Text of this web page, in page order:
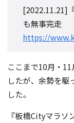
[2022.11.21]
も無事完走
https://
ここまで10月・
したが、余勢を駆
した。
『板橋Cityマラソ